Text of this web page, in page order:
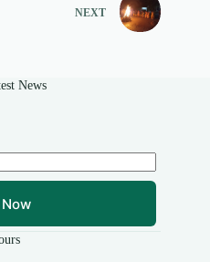
NEXT
News